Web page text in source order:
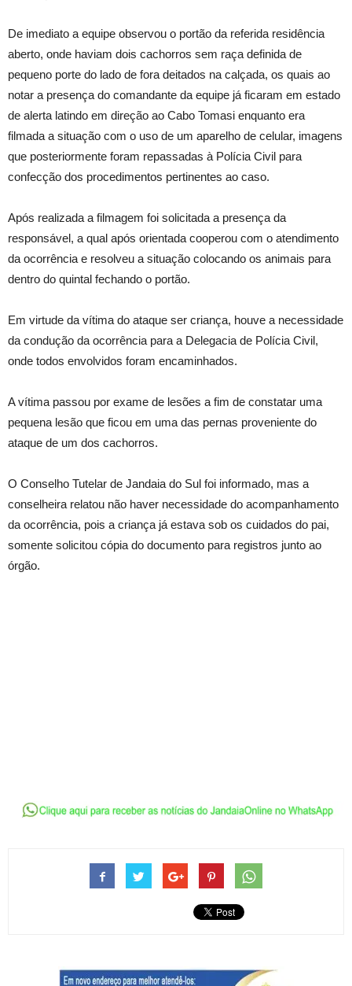
De imediato a equipe observou o portão da referida residência
aberto, onde haviam dois cachorros sem raça definida de
pequeno porte do lado de fora deitados na calçada, os quais ao
notar a presença do comandante da equipe já ficaram em estado
de alerta latindo em direção ao Cabo Tomasi enquanto era
filmada a situação com o uso de um aparelho de celular, imagens
que posteriormente foram repassadas à Polícia Civil para
confecção dos procedimentos pertinentes ao caso.
Após realizada a filmagem foi solicitada a presença da
responsável, a qual após orientada cooperou com o atendimento
da ocorrência e resolveu a situação colocando os animais para
dentro do quintal fechando o portão.
Em virtude da vítima do ataque ser criança, houve a necessidade
da condução da ocorrência para a Delegacia de Polícia Civil,
onde todos envolvidos foram encaminhados.
A vítima passou por exame de lesões a fim de constatar uma
pequena lesão que ficou em uma das pernas proveniente do
ataque de um dos cachorros.
O Conselho Tutelar de Jandaia do Sul foi informado, mas a
conselheira relatou não haver necessidade do acompanhamento
da ocorrência, pois a criança já estava sob os cuidados do pai,
somente solicitou cópia do documento para registros junto ao
órgão.